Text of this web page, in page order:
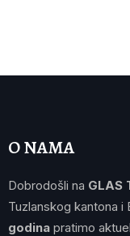
O NAMA
Dobrodošli na GLAS
Tuzlanskog kantona
godina pratimo